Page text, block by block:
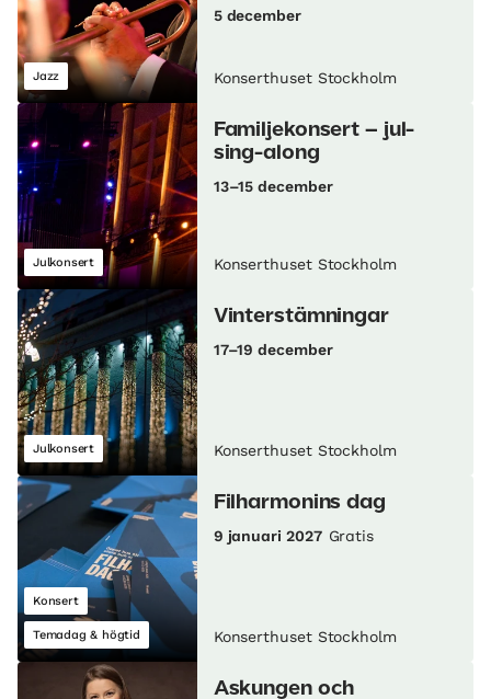
Jazz
5 december
Konserthuset Stockholm
Julkonsert
Familjekonsert – jul-
sing-along
13–15 december
Konserthuset Stockholm
Julkonsert
Vinterstämningar
17–19 december
Konserthuset Stockholm
Konsert
Temadag & högtid
Filharmonins dag
9 januari 2027 Gratis
Konserthuset Stockholm
Askungen och